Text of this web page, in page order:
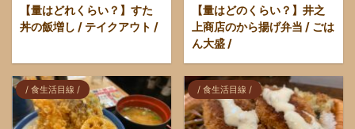
【量はどれくらい？】すた
丼の飯増し / テイクアウト /
【量はどのくらい？】井之
上商店のから揚げ弁当 / ごは
ん大盛 /
/ 食生活目線 / / 食生活目線 /